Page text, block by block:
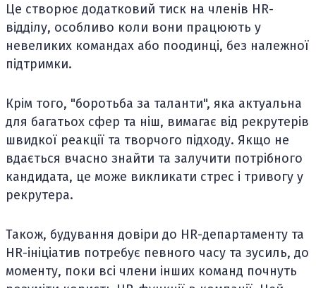
Це створює додатковий тиск на членів HR-
відділу, особливо коли вони працюють у
невеликих командах або поодинці, без належної
підтримки.
Крім того, "боротьба за таланти", яка актуальна
для багатьох сфер та ніш, вимагає від рекрутерів
швидкої реакції та творчого підходу. Якщо не
вдається вчасно знайти та залучити потрібного
кандидата, це може викликати стрес і тривогу у
рекрутера.
Також, будування довіри до HR-департаменту та
HR-ініціатив потребує певного часу та зусиль, до
моменту, поки всі члени інших команд почнуть